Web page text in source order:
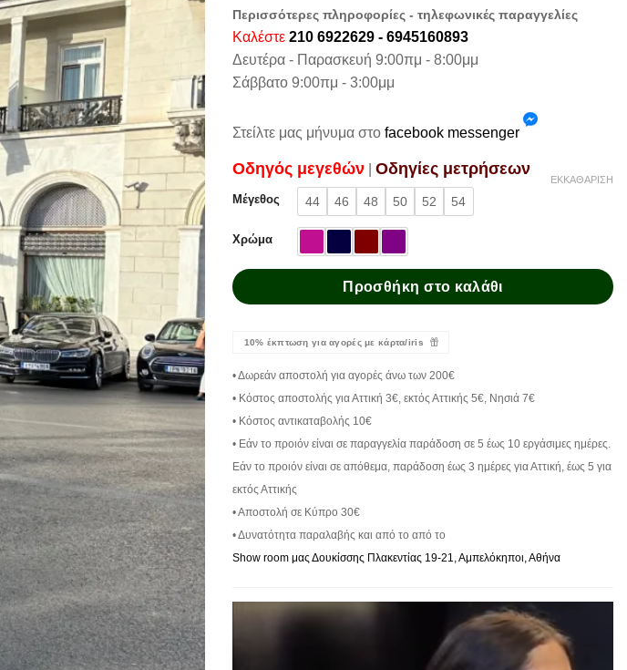
Περισσότερες πληροφορίες - τηλεφωνικές παραγγελίες
Καλέστε 210 6922629 - 6945160893
Δευτέρα - Παρασκευή 9:00πμ - 8:00μμ
Σάββατο 9:00πμ - 3:00μμ
Στείλτε μας μήνυμα στο facebook messenger
Oδηγός μεγεθών Oδηγίες μετρήσεων
Μέγεθος 44 46 48 50 52 54
Χρώμα
ΕΚΚΑΘΆΡΙΣΗ
Προσθήκη στο καλάθι
10% έκπτωση για αγορές με κάρτα/iris
• Δωρεάν αποστολή για αγορές άνω των 200€
• Κόστος αποστολής για Αττική 3€, εκτός Αττικής 5€, Νησιά 7€
• Κόστος αντικαταβολής 10€
• Εάν το προιόν είναι σε παραγγελία παράδοση σε 5 έως 10 εργάσιμες ημέρες.
Εάν το προιόν είναι σε απόθεμα, παράδοση έως 3 ημέρες για Αττική, έως 5 για
εκτός Αττικής
• Αποστολή σε Κύπρο 30€
• Δυνατότητα παραλαβής και από το από το
Show room μας Δουκίσσης Πλακεντίας 19-21, Αμπελόκηποι, Αθήνα